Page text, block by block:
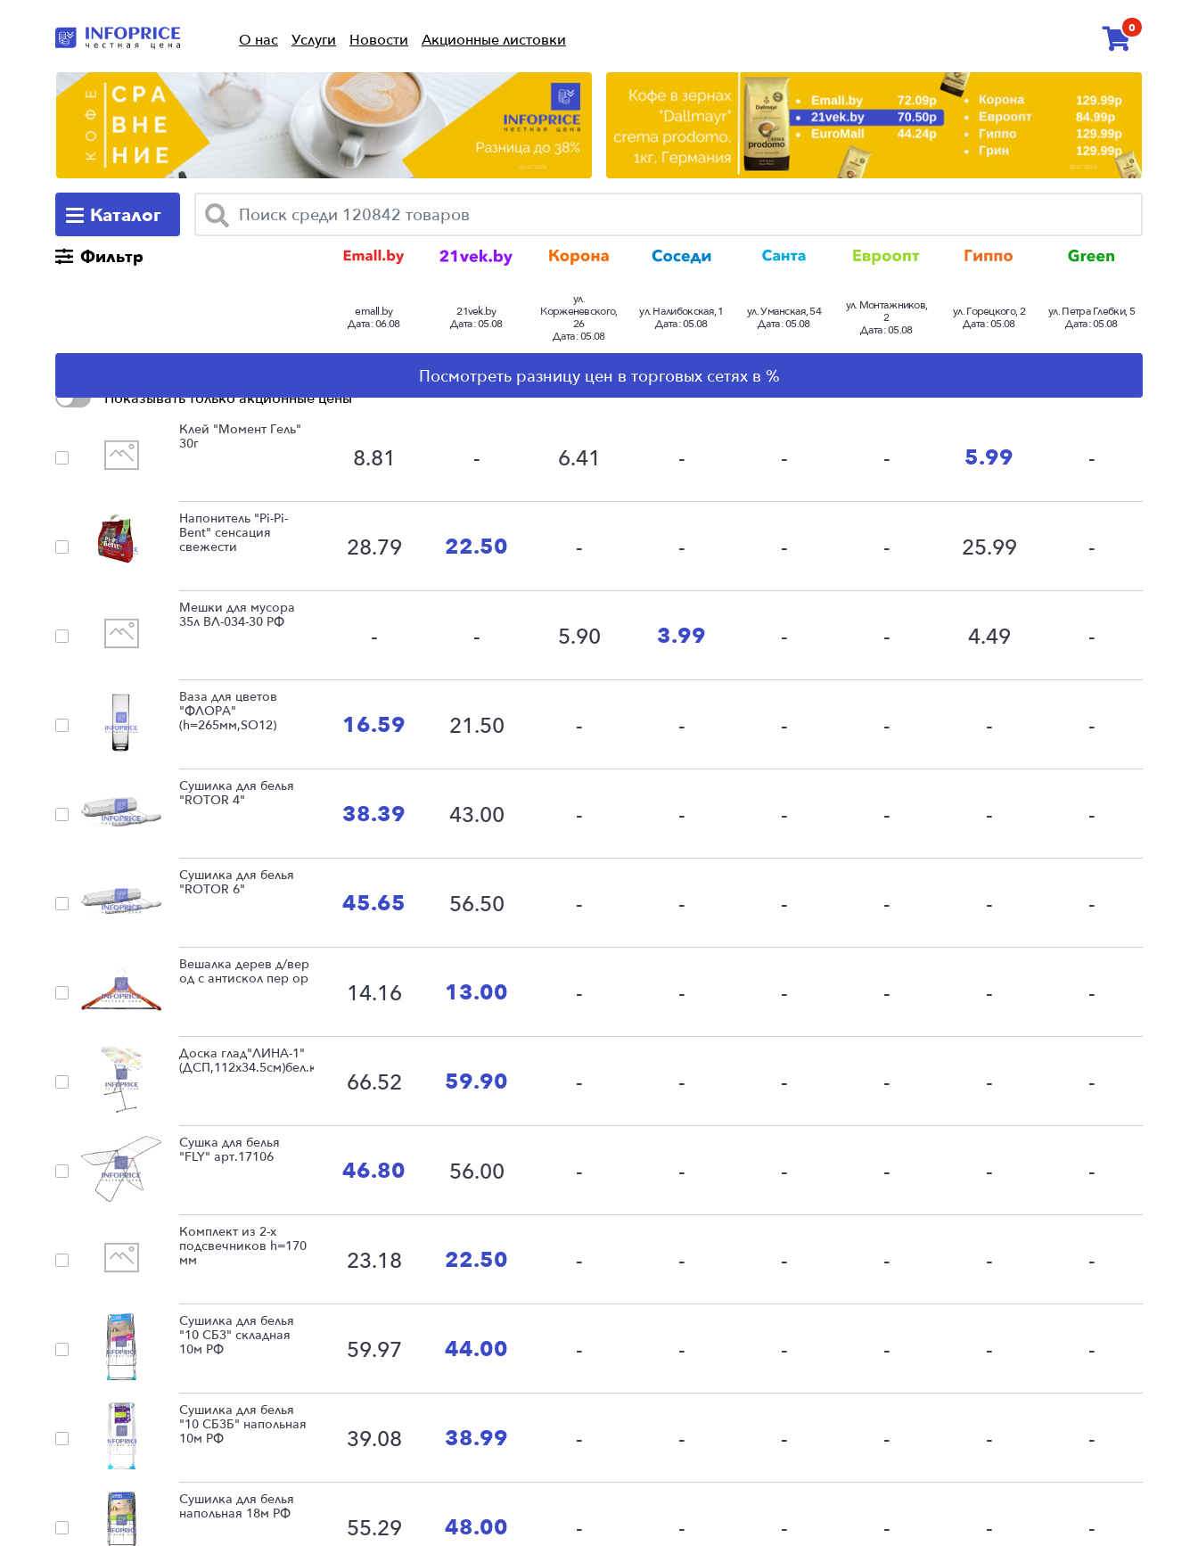
О нас Услуги Новости Акционные листовки 0
Каталог
Фильтр
emall.by
Дата:06.08
21vek.by
Дата:05.08
ул.
Корженевского,
26
Дата:05.08
ул. Налибокская, 1
Дата:05.08
ул. Уманская, 54
Дата:05.08
ул. Монтажников,
2
Дата:05.08
ул. Горецкого, 2
Дата:05.08
ул. Петра Глебки, 5
Дата:05.08
Выбранная сеть
+8.3% -27.2% Нет данных +1.4%
Посмотреть разницу цен в торговых сетях в %
Показывать только акционные цены
Клей "Момент Гель"
30г
Напонитель "Pi-Pi-
Bent" сенсация
свежести
Мешки для мусора
35л ВЛ-034-30 РФ
Ваза для цветов
"ФЛОРА"
(h=265мм,SO12)
Сушилка для белья
"ROTOR 4"
Сушилка для белья
"ROTOR 6"
Вешалка дерев д/вер
од с антискол пер ор
Доска глад"ЛИНА-1"
(ДСП,112х34.5см)бел.кр
Сушка для белья
"FLY" арт.17106
Комплект из 2-х
подсвечников h=170
мм
Сушилка для белья
"10 СБ3" складная
10м РФ
Сушилка для белья
"10 СБ3Б" напольная
10м РФ
Сушилка для белья
напольная 18м РФ
8.81
28.79
-
16.59
38.39
45.65
14.16
66.52
46.80
23.18
59.97
39.08
55.29
-
22.50
-
21.50
43.00
56.50
13.00
59.90
56.00
22.50
44.00
38.99
48.00
6.41
-
5.90
-
-
-
-
-
-
-
-
-
-
-
-
3.99
-
-
-
-
-
-
-
-
-
-
-
-
-
-
-
-
-
-
-
-
-
-
-
-
-
-
-
-
-
-
-
-
-
-
-
-
5.99
25.99
4.49
-
-
-
-
-
-
-
-
-
-
-
-
-
-
-
-
-
-
-
-
-
-
-